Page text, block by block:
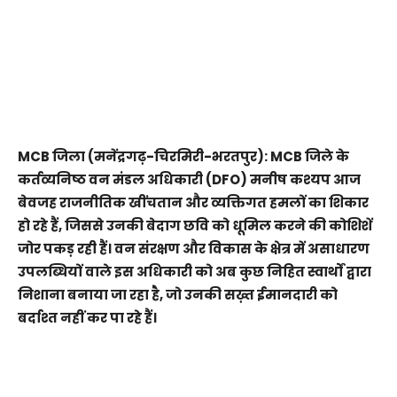
MCB जिला (मनेंद्रगढ़-चिरमिरी-भरतपुर): MCB जिले के
कर्तव्यनिष्ठ वन मंडल अधिकारी (DFO) मनीष कश्यप आज
बेवजह राजनीतिक खींचतान और व्यक्तिगत हमलों का शिकार
हो रहे हैं, जिससे उनकी बेदाग छवि को धूमिल करने की कोशिशें
जोर पकड़ रही हैं। वन संरक्षण और विकास के क्षेत्र में असाधारण
उपलब्धियों वाले इस अधिकारी को अब कुछ निहित स्वार्थों द्वारा
निशाना बनाया जा रहा है, जो उनकी सख़्त ईमानदारी को
बर्दाश्त नहीं कर पा रहे हैं।